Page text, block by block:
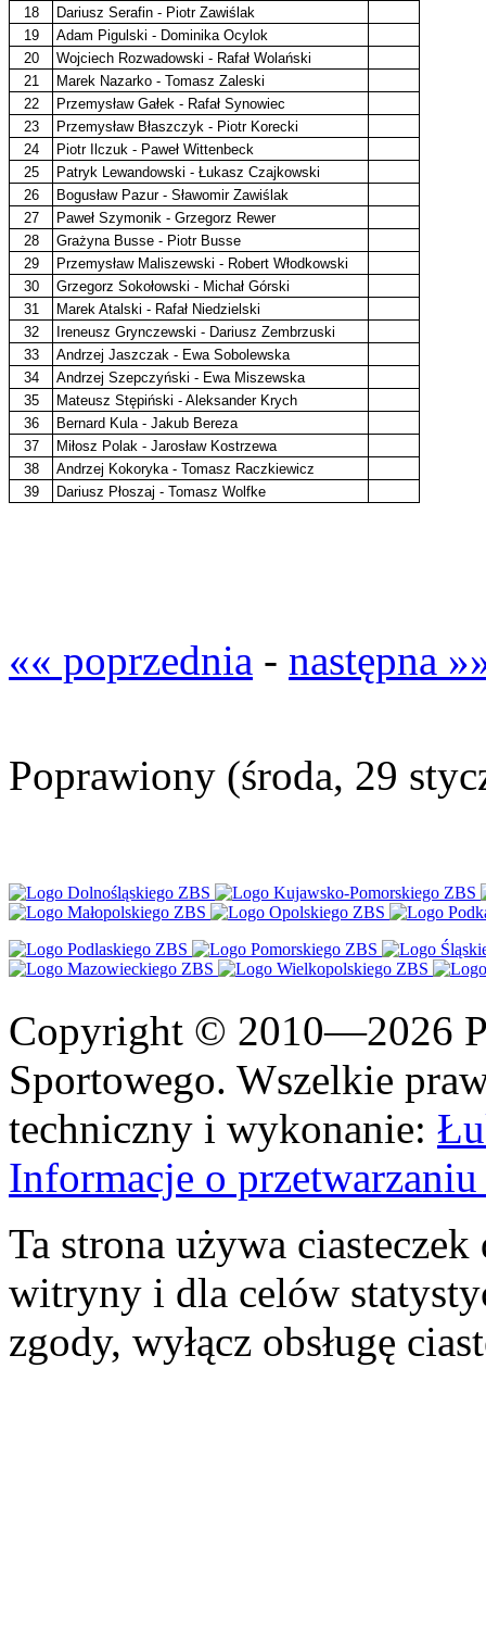
18
Dariusz Serafin - Piotr Zawiślak
19
Adam Pigulski - Dominika Ocylok
20
Wojciech Rozwadowski - Rafał Wolański
21
Marek Nazarko - Tomasz Zaleski
22
Przemysław Gałek - Rafał Synowiec
23
Przemysław Błaszczyk - Piotr Korecki
24
Piotr Ilczuk - Paweł Wittenbeck
25
Patryk Lewandowski - Łukasz Czajkowski
26
Bogusław Pazur - Sławomir Zawiślak
27
Paweł Szymonik - Grzegorz Rewer
28
Grażyna Busse - Piotr Busse
29
Przemysław Maliszewski - Robert Włodkowski
30
Grzegorz Sokołowski - Michał Górski
31
Marek Atalski - Rafał Niedzielski
32
Ireneusz Grynczewski - Dariusz Zembrzuski
33
Andrzej Jaszczak - Ewa Sobolewska
34
Andrzej Szepczyński - Ewa Miszewska
35
Mateusz Stępiński - Aleksander Krych
36
Bernard Kula - Jakub Bereza
37
Miłosz Polak - Jarosław Kostrzewa
38
Andrzej Kokoryka - Tomasz Raczkiewicz
39
Dariusz Płoszaj - Tomasz Wolfke
«« poprzednia - następna
Poprawiony (środa, 29
Copyright © 2010—2026
Sportowego. Wszelkie
techniczny i wykonanie:
Informacje o
Ta strona używa
witryny i dla celów
zgody, wyłącz obsługę